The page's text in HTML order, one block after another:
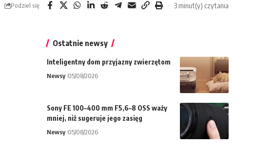
Podziel się 3 minut(y) czytania
Ostatnie newsy
Inteligentny dom przyjazny zwierzętom
Newsy 05/08/2026
Sony FE 100–400 mm F5,6–8 OSS waży
mniej, niż sugeruje jego zasięg
Newsy 05/08/2026